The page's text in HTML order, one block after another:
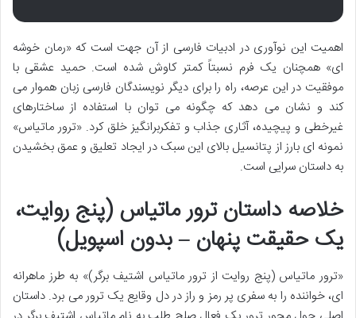
اهمیت این نوآوری در ادبیات فارسی از آن جهت است که «رمان خوشه
ای» همچنان یک فرم نسبتاً کمتر کاوش شده است. حمید عشقی با
موفقیت در این عرصه، راه را برای دیگر نویسندگان فارسی زبان هموار می
کند و نشان می دهد که چگونه می توان با استفاده از ساختارهای
غیرخطی و پیچیده، آثاری جذاب و تفکربرانگیز خلق کرد. «ترور ماتیاس»
نمونه ای بارز از پتانسیل بالای این سبک در ایجاد تعلیق و عمق بخشیدن
به داستان سرایی است.
خلاصه داستان ترور ماتیاس (پنج روایت،
یک حقیقت پنهان – بدون اسپویل)
«ترور ماتیاس (پنج روایت از ترور ماتیاس اشتیف برگر)» به طرز ماهرانه
ای، خواننده را به سفری پر رمز و راز در دل وقایع یک ترور می برد. داستان